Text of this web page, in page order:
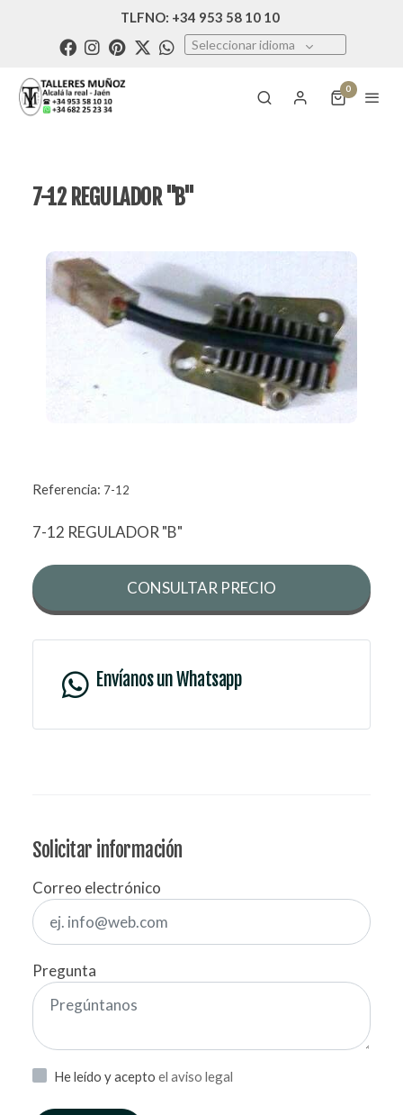
TLFNO: +34 953 58 10 10
Seleccionar idioma
0
7-12 REGULADOR "B"
Referencia: 7-12
7-12 REGULADOR "B"
CONSULTAR PRECIO
Envíanos un Whatsapp
Solicitar información
Correo electrónico
Pregunta
He leído y acepto el aviso legal